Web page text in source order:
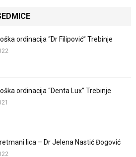
ordinacija “Dr Filipović” Trebinje
ordinacija “Denta Lux” Trebinje
lica – Dr Jelena Nastić Đogović